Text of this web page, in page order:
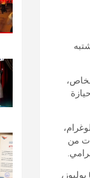
توقيف ثمانية أشخاص،
حيازة
من
وفي سياق متصل، تمكنت فرقة مكافحة العصابات التابعة للمصلحة الجهوية للشرطة القضائية بمدينة الداخلة، يوم الأحد 05 يوليوز،